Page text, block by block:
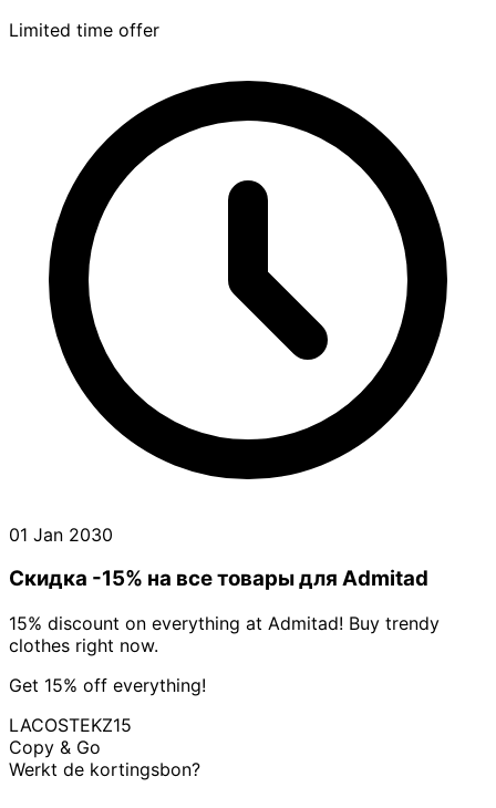
Limited time offer
01 Jan 2030
Скидка -15% на все товары для Admitad
15% discount on everything at Admitad! Buy trendy
clothes right now.
Get 15% off everything!
LACOSTEKZ15
Copy & Go
Werkt de kortingsbon?